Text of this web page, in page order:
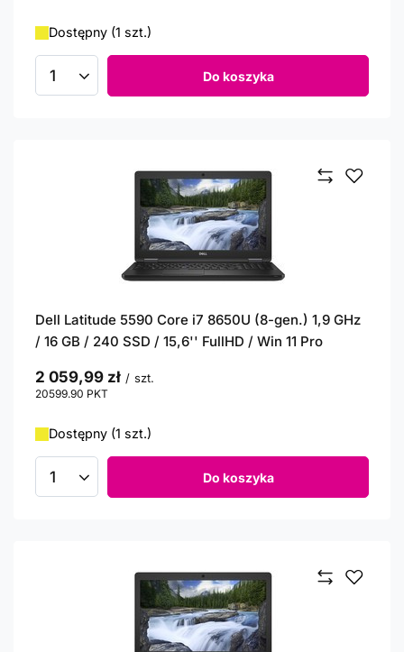
Dostępny (1 szt.)
Ilość produktów Do koszyka
Dell Latitude 5590 Core i7 8650U (8-gen.) 1,9 GHz
/ 16 GB / 240 SSD / 15,6'' FullHD / Win 11 Pro
2 059,99 zł / szt.
20599.90 PKT
Dostępny (1 szt.)
Ilość produktów Do koszyka